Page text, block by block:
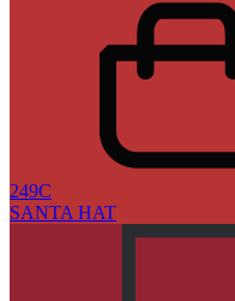
249C
SANTA HAT